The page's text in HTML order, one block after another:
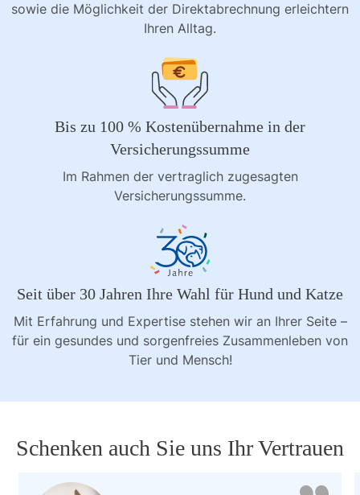
sowie die Möglichkeit der Direktabrechnung erleichtern
Ihren Alltag.
Bis zu 100 % Kostenübernahme in der
Versicherungssumme
Im Rahmen der vertraglich zugesagten
Versicherungssumme.
Seit über 30 Jahren Ihre Wahl für Hund und Katze
Mit Erfahrung und Expertise stehen wir an Ihrer Seite –
für ein gesundes und sorgenfreies Zusammenleben von
Tier und Mensch!
Schenken auch Sie uns Ihr Vertrauen